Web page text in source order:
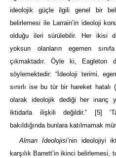
ideolojik güçle ilgili genel bir
belirlemesi ile Larrain’in ideoloji
olduğu ileri sürülebilir. Her ikisi
yoksun olanların egemen
çıkmaktadır. Öyle ki, Eagleton
söylemektedir: “İdeoloji terimi,
sınırlı ise bu tür bir hareket
olarak ideolojik dediği her inanç
iktidarla ilişkili değildir.”
[5]
bakıldığında bunlara katılmamak
Alman İdeolojisi’nin ideolojiyi
karşılık Barrett’in ikinci belirlemesi,